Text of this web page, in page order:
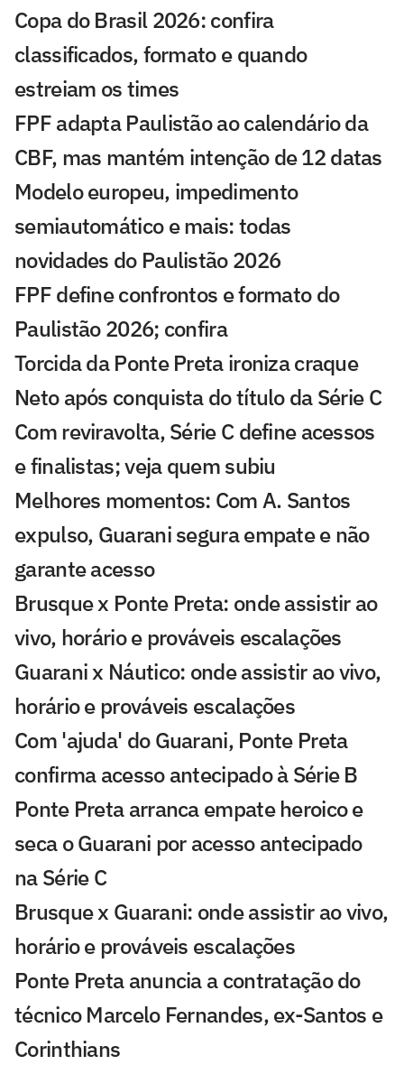
Copa do Brasil 2026: confira
classificados, formato e quando
estreiam os times
FPF adapta Paulistão ao calendário da
CBF, mas mantém intenção de 12 datas
Modelo europeu, impedimento
semiautomático e mais: todas
novidades do Paulistão 2026
FPF define confrontos e formato do
Paulistão 2026; confira
Torcida da Ponte Preta ironiza craque
Neto após conquista do título da Série C
Com reviravolta, Série C define acessos
e finalistas; veja quem subiu
Melhores momentos: Com A. Santos
expulso, Guarani segura empate e não
garante acesso
Brusque x Ponte Preta: onde assistir ao
vivo, horário e prováveis escalações
Guarani x Náutico: onde assistir ao vivo,
horário e prováveis escalações
Com 'ajuda' do Guarani, Ponte Preta
confirma acesso antecipado à Série B
Ponte Preta arranca empate heroico e
seca o Guarani por acesso antecipado
na Série C
Brusque x Guarani: onde assistir ao vivo,
horário e prováveis escalações
Ponte Preta anuncia a contratação do
técnico Marcelo Fernandes, ex-Santos e
Corinthians